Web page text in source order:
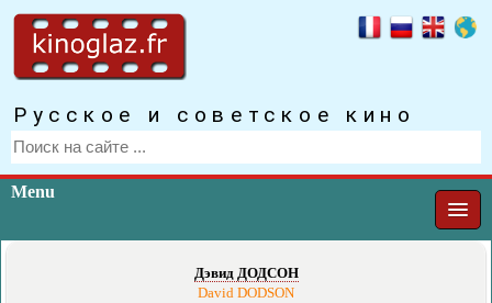
Русское и советское кино
Menu
Дэвид ДОДСОН
David DODSON